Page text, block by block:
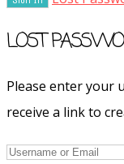
LOST
Please enter your
receive a link to